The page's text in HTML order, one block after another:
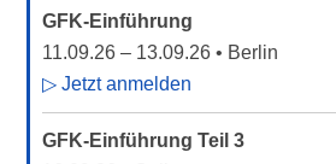
GFK-Einführung
11.09.26 – 13.09.26 • Berlin
▷ Jetzt anmelden
GFK-Einführung Teil 3